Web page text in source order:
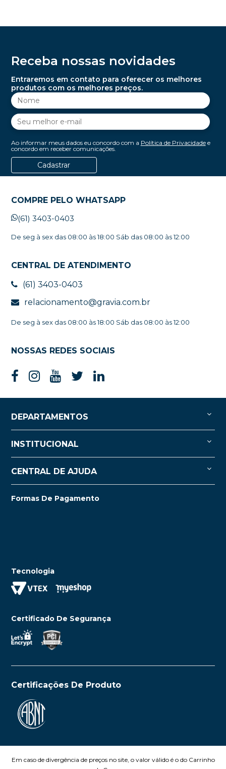
Receba nossas novidades
Entraremos em contato para oferecer os melhores
produtos com os melhores preços.
Ao informar meus dados eu concordo com a Política de Privacidadee
concordo em receber comunicações.
Cadastrar
COMPRE PELO WHATSAPP
(61) 3403-0403
De seg à sex das 08:00 às 18:00 Sáb das 08:00 às 12:00
CENTRAL DE ATENDIMENTO
(61) 3403-0403
relacionamento@gravia.com.br
De seg à sex das 08:00 às 18:00 Sáb das 08:00 às 12:00
NOSSAS REDES SOCIAIS
DEPARTAMENTOS
INSTITUCIONAL
CENTRAL DE AJUDA
Formas De Pagamento
Tecnologia
Certificado De Segurança
Certificações De Produto
Em caso de divergência de preços no site, o valor válido é o do Carrinho